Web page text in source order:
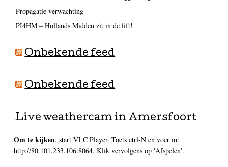
Propagatie verwachting
PI4HM – Hollands Midden zit in de lift!
Onbekende feed
Onbekende feed
Live weathercam in Amersfoort
Om te kijken, start VLC Player. Toets ctrl-N en voer in:
http://80.101.233.106:8064. Klik vervolgens op 'Afspelen'.